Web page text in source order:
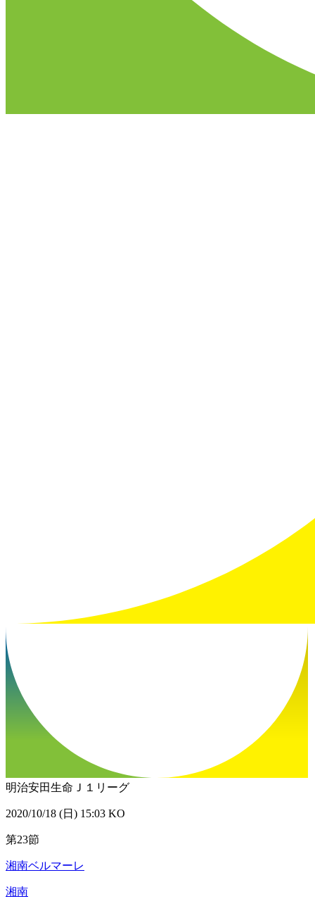
明治安田生命Ｊ１リーグ
2020/10/18 (日) 15:03 KO
第23節
湘南ベルマーレ
湘南